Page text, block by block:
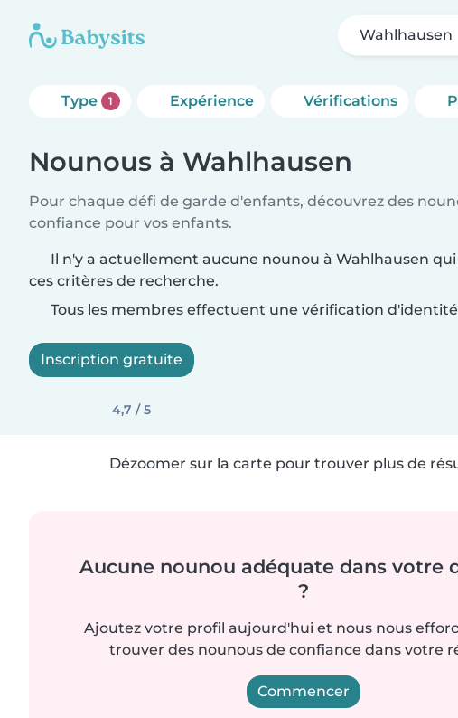
Wahlhausen
Type 1 Expérience Vérifications
Nounous à Wahlhausen
Pour chaque défi de garde d'enfants, découvrez des
confiance pour vos enfants.
Il n'y a actuellement aucune nounou à Wahlhausen
ces critères de recherche.
Tous les membres effectuent une vérification
Inscription gratuite
4,7 / 5
Dézoomer sur la carte pour trouver plus de
Aucune nounou adéquate dans votre
?
Ajoutez votre profil aujourd'hui et nous nous
trouver des nounous de confiance dans votre
Commencer